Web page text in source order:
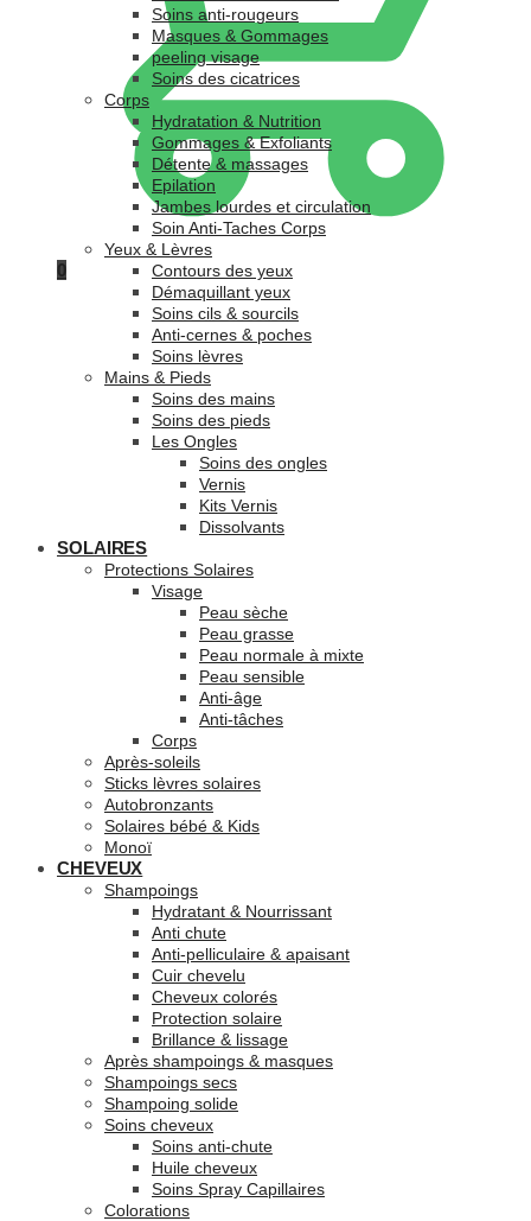
0
Soins anti-rougeurs
Masques & Gommages
peeling visage
Soins des cicatrices
Corps
Hydratation & Nutrition
Gommages & Exfoliants
Détente & massages
Epilation
Jambes lourdes et circulation
Soin Anti-Taches Corps
Yeux & Lèvres
Contours des yeux
Démaquillant yeux
Soins cils & sourcils
Anti-cernes & poches
Soins lèvres
Mains & Pieds
Soins des mains
Soins des pieds
Les Ongles
Soins des ongles
Vernis
Kits Vernis
Dissolvants
SOLAIRES
Protections Solaires
Visage
Peau sèche
Peau grasse
Peau normale à mixte
Peau sensible
Anti-âge
Anti-tâches
Corps
Après-soleils
Sticks lèvres solaires
Autobronzants
Solaires bébé & Kids
Monoï
CHEVEUX
Shampoings
Hydratant & Nourrissant
Anti chute
Anti-pelliculaire & apaisant
Cuir chevelu
Cheveux colorés
Protection solaire
Brillance & lissage
Après shampoings & masques
Shampoings secs
Shampoing solide
Soins cheveux
Soins anti-chute
Huile cheveux
Soins Spray Capillaires
Colorations